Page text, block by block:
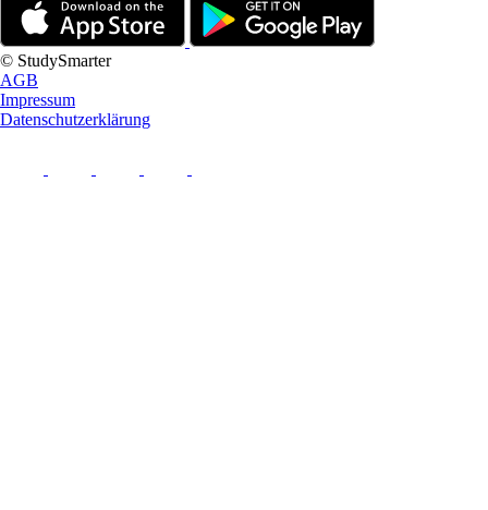
© StudySmarter
AGB
Impressum
Datenschutzerklärung